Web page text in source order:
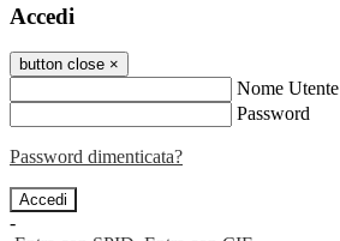
Accedi
button close ×
Nome Utente
Password
Password dimenticata?
-